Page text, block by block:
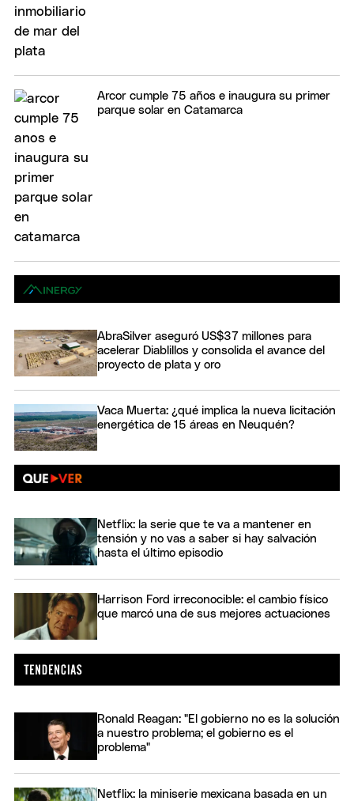
Arcor cumple 75 años e inaugura su primer
parque solar en Catamarca
AbraSilver aseguró US$37 millones para
acelerar Diablillos y consolida el avance del
proyecto de plata y oro
Vaca Muerta: ¿qué implica la nueva licitación
energética de 15 áreas en Neuquén?
Netflix: la serie que te va a mantener en
tensión y no vas a saber si hay salvación
hasta el último episodio
Harrison Ford irreconocible: el cambio físico
que marcó una de sus mejores actuaciones
Ronald Reagan: "El gobierno no es la solución
a nuestro problema; el gobierno es el
problema"
Netflix: la miniserie mexicana basada en un